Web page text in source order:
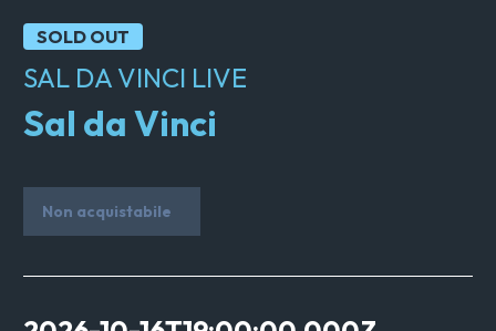
SOLD OUT
SAL DA VINCI LIVE
Sal da Vinci
Non acquistabile